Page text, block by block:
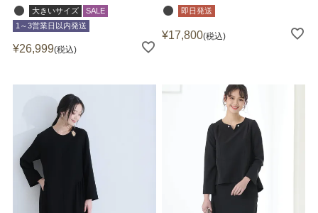
大きいサイズ
SALE
1～3営業日以内発送
¥26,999 税込
即日発送
¥17,800 税込